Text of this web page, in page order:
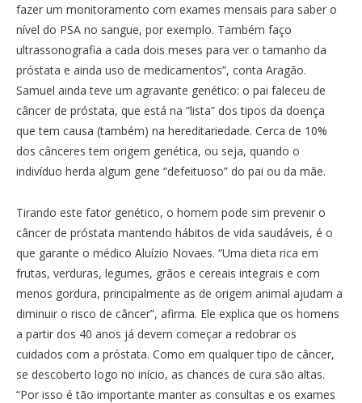
fazer um monitoramento com exames mensais para saber o
nível do PSA no sangue, por exemplo. Também faço
ultrassonografia a cada dois meses para ver o tamanho da
próstata e ainda uso de medicamentos”, conta Aragão.
Samuel ainda teve um agravante genético: o pai faleceu de
câncer de próstata, que está na “lista” dos tipos da doença
que tem causa (também) na hereditariedade. Cerca de 10%
dos cânceres tem origem genética, ou seja, quando o
indivíduo herda algum gene “defeituoso” do pai ou da mãe.
Tirando este fator genético, o homem pode sim prevenir o
câncer de próstata mantendo hábitos de vida saudáveis, é o
que garante o médico Aluízio Novaes. “Uma dieta rica em
frutas, verduras, legumes, grãos e cereais integrais e com
menos gordura, principalmente as de origem animal ajudam a
diminuir o risco de câncer”, afirma. Ele explica que os homens
a partir dos 40 anos já devem começar a redobrar os
cuidados com a próstata. Como em qualquer tipo de câncer,
se descoberto logo no início, as chances de cura são altas.
“Por isso é tão importante manter as consultas e os exames